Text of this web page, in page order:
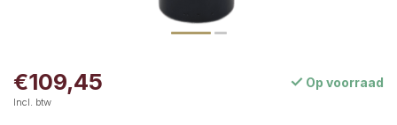
€109,45
Incl. btw
Op voorraad